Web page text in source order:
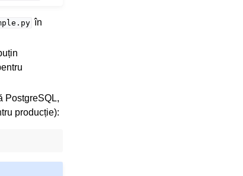
în
PostgreSQL,
producție):